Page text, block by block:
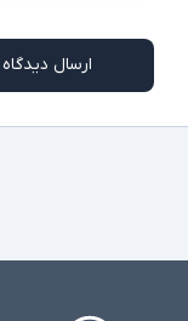
توضیحات تکمیلی
ارسال دیدگاه